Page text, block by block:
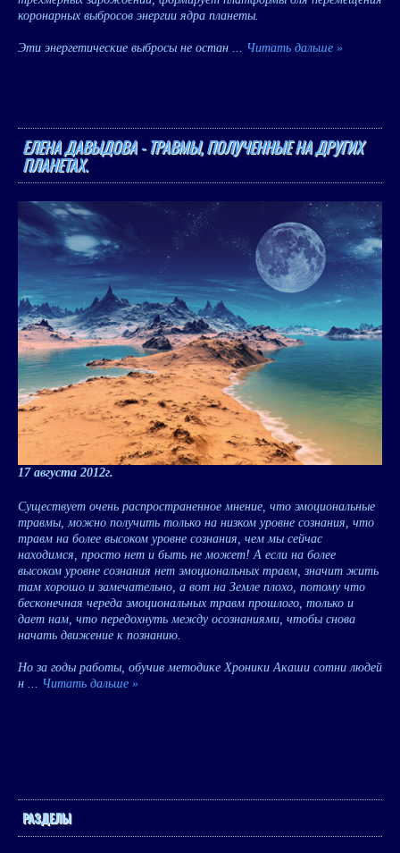
коронарных выбросов энергии ядра планеты.
Эти энергетические выбросы не остан ... Читать дальше »
ЕЛЕНА ДАВЫДОВА - ТРАВМЫ, ПОЛУЧЕННЫЕ НА ДРУГИХ
ПЛАНЕТАХ.
17 августа 2012г.
Существует очень распространенное мнение, что эмоциональные
травмы, можно получить только на низком уровне сознания, что
травм на более высоком уровне сознания, чем мы сейчас
находимся, просто нет и быть не может! А если на более
высоком уровне сознания нет эмоциональных травм, значит жить
там хорошо и замечательно, а вот на Земле плохо, потому что
бесконечная череда эмоциональных травм прошлого, только и
дает нам, что передохнуть между осознаниями, чтобы снова
начать движение к познанию.
Но за годы работы, обучив методике Хроники Акаши сотни людей
н
Читать дальше »
РАЗДЕЛЫ